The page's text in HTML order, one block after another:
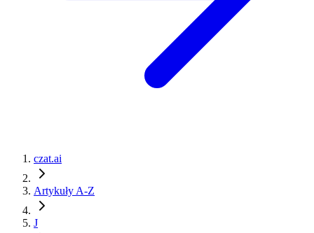
czat.ai
Artykuły A-Z
J